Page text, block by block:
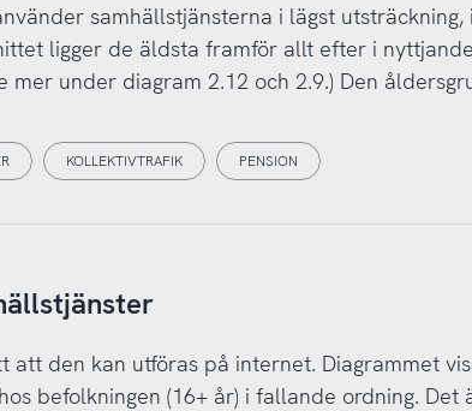
samhällstjänsterna i lägst utsträckning, i
ligger de äldsta framför allt efter i
under diagram 2.12 och 2.9.) Den
KOLLEKTIVTRAFIK PENSION
den kan utföras på internet. Diagrammet
befolkningen (16+ år) i fallande ordning. Det